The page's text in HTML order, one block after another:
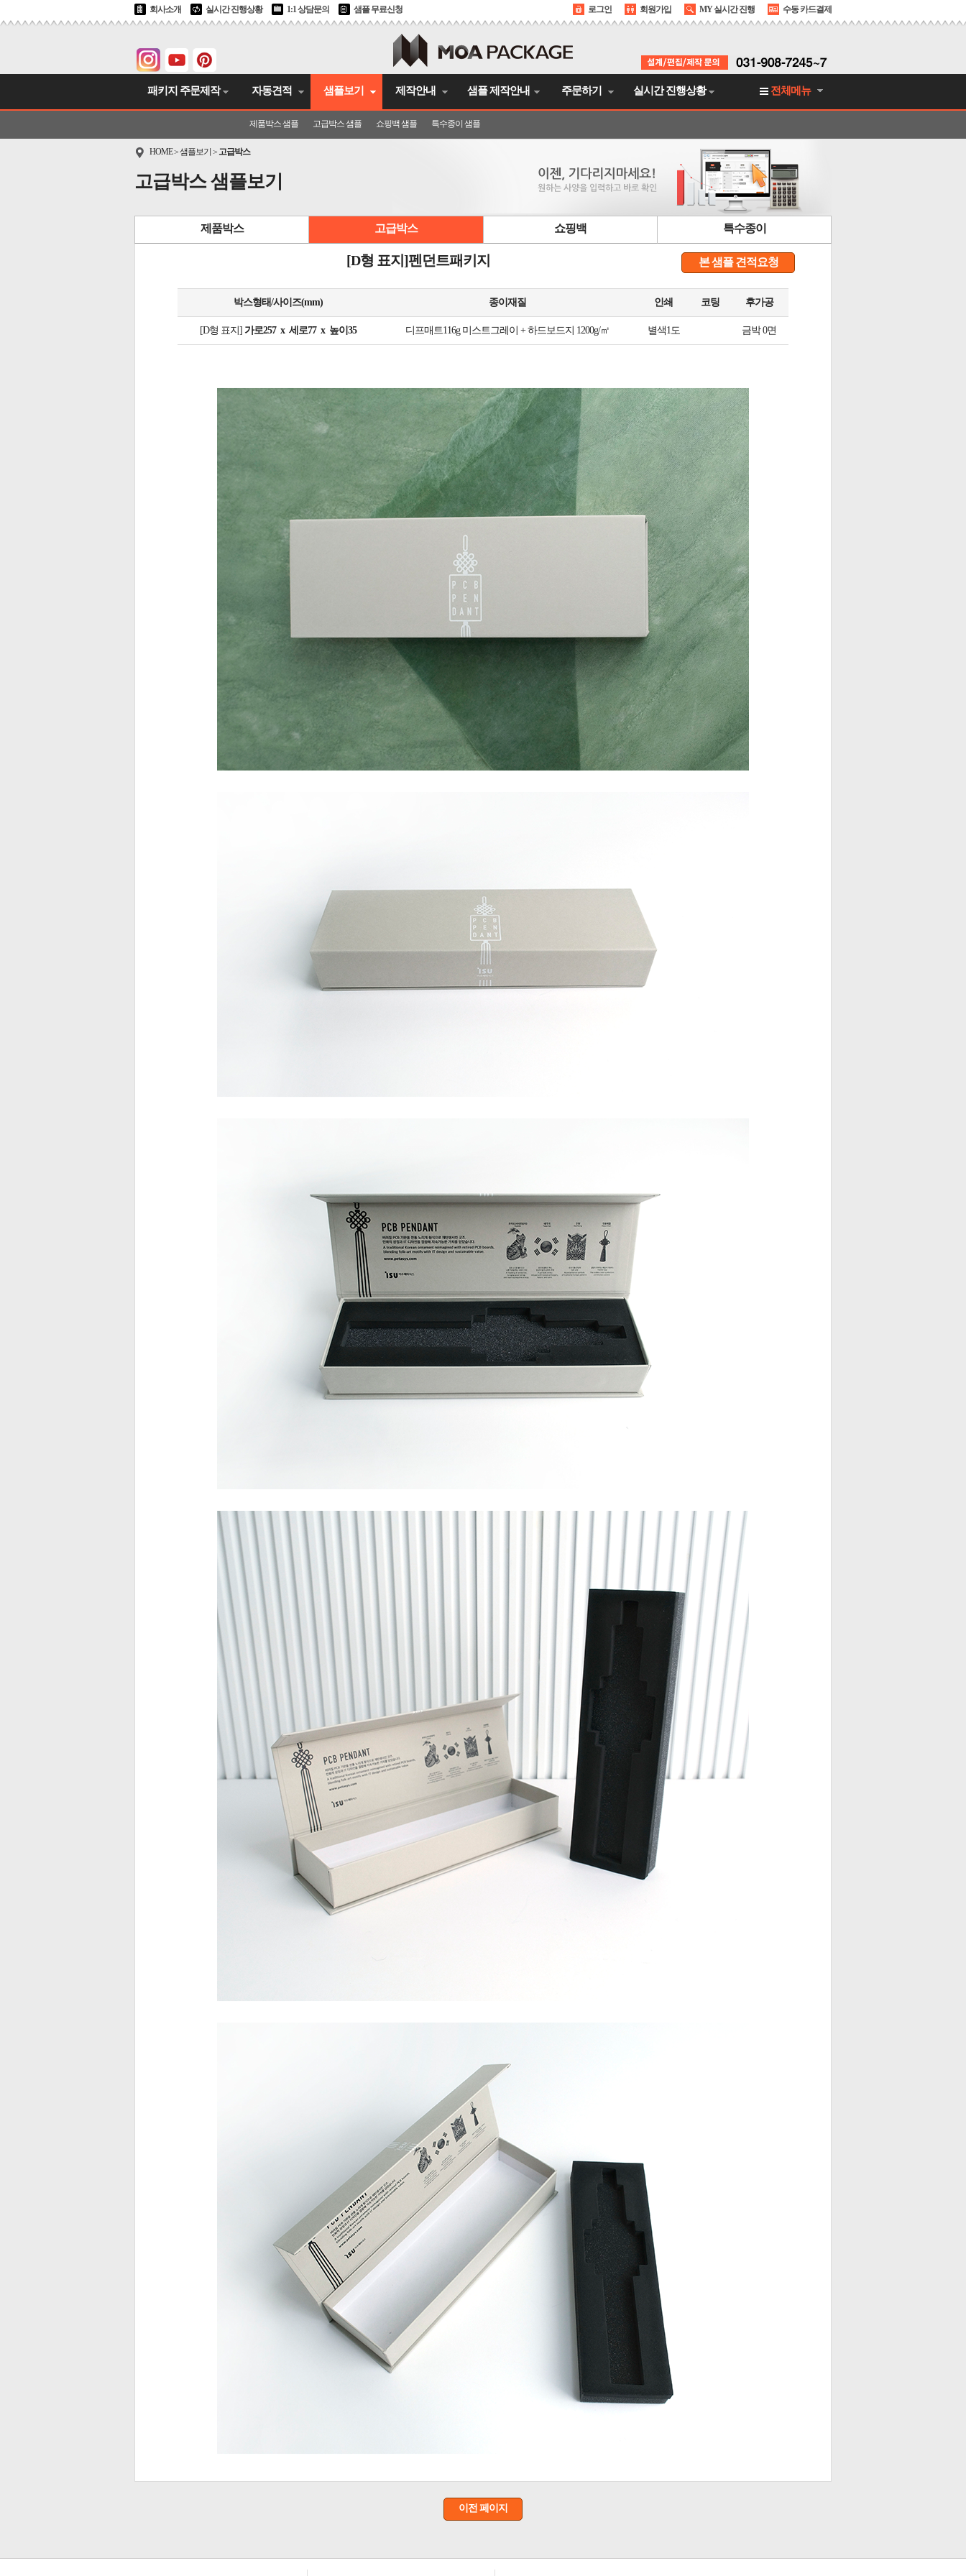
회사소개 실시간 진행상황 1:1 상담문의 샘플 무료신청 로그인 회원가입 MY 실시간 진행 수동 카드결제
전체메뉴
패키지 주문제작 자동견적 샘플보기
제품박스 샘플 고급박스 샘플 쇼핑백 샘플 특수종이 샘플
제작안내 샘플 제작안내 주문하기 실시간 진행상황
HOME>샘플보기 > 고급박스
고급박스 샘플보기
제품박스 고급박스 쇼핑백 특수종이
[D형 표지]펜던트패키지 본 샘플 견적요청
박스형태/사이즈(mm) 종이재질 인쇄 코팅 후가공
[D형 표지] 가로257 x 세로77 x 높이35 디프매트116g 미스트그레이 + 하드보드지 1200g/㎡ 별색1도 금박 0면
이전 페이지